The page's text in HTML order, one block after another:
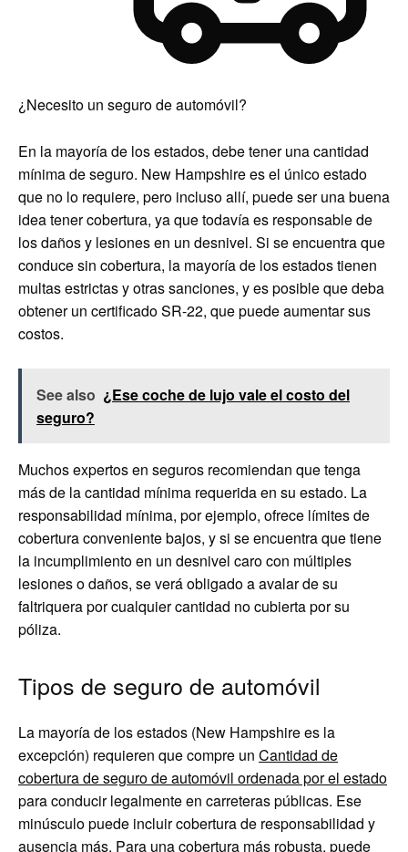
¿Necesito un seguro de automóvil?
En la mayoría de los estados, debe tener una cantidad
mínima de seguro. New Hampshire es el único estado
que no lo requiere, pero incluso allí, puede ser una buena
idea tener cobertura, ya que todavía es responsable de
los daños y lesiones en un desnivel. Si se encuentra que
conduce sin cobertura, la mayoría de los estados tienen
multas estrictas y otras sanciones, y es posible que deba
obtener un certificado SR-22, que puede aumentar sus
costos.
See also ¿Ese coche de lujo vale el costo del
seguro?
Muchos expertos en seguros recomiendan que tenga
más de la cantidad mínima requerida en su estado. La
responsabilidad mínima, por ejemplo, ofrece límites de
cobertura conveniente bajos, y si se encuentra que tiene
la incumplimiento en un desnivel caro con múltiples
lesiones o daños, se verá obligado a avalar de su
faltriquera por cualquier cantidad no cubierta por su
póliza.
Tipos de seguro de automóvil
La mayoría de los estados (New Hampshire es la
excepción) requieren que compre un Cantidad de
cobertura de seguro de automóvil ordenada por el estado
para conducir legalmente en carreteras públicas. Ese
minúsculo puede incluir cobertura de responsabilidad y
ausencia más. Para una cobertura más robusta, puede